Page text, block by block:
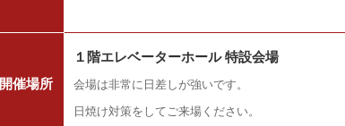
開催場所
１階エレベーターホール 特設会場
会場は非常に日差しが強いです。
日焼け対策をしてご来場ください。